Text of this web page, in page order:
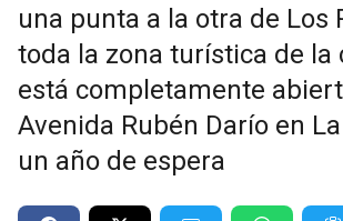
una punta a la otra de Los
toda la zona turística de la
está completamente
Avenida Rubén Darío en
un año de espera